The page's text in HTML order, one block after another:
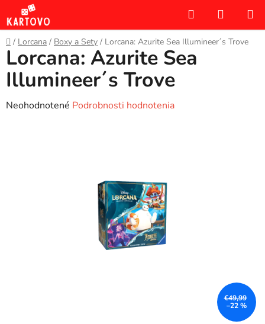
Prejsť
na
obsah
Hľadať
KOŠÍK
Domov
/ Lorcana / Boxy a Sety / Lorcana: Azurite Sea Illumineer´s Trove
Lorcana: Azurite Sea
Illumineer´s Trove
Priemerné
Neohodnotené Podrobnosti hodnotenia
€49,99
–22 %